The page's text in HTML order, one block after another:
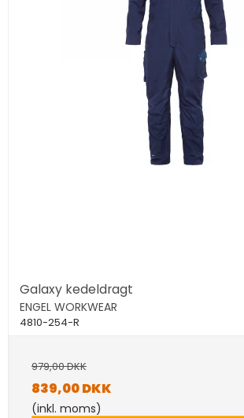
Galaxy kedeldragt
ENGEL WORKWEAR
4810-254-R
979,00 DKK
839,00 DKK
(inkl. moms)